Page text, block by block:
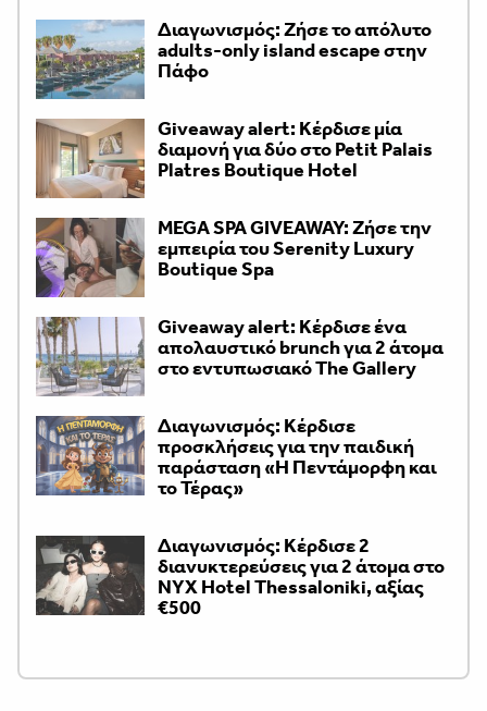
Διαγωνισμός: Ζήσε το απόλυτο
adults-only island escape στην
Πάφο
Giveaway alert: Κέρδισε μία
διαμονή για δύο στο Petit Palais
Platres Boutique Hotel
MEGA SPA GIVEAWAY: Ζήσε την
εμπειρία του Serenity Luxury
Boutique Spa
Giveaway alert: Κέρδισε ένα
απολαυστικό brunch για 2 άτομα
στο εντυπωσιακό The Gallery
Διαγωνισμός: Κέρδισε
προσκλήσεις για την παιδική
παράσταση «H Πεντάμορφη και
το Τέρας»
Διαγωνισμός: Κέρδισε 2
διανυκτερεύσεις για 2 άτομα στο
NYX Hotel Thessaloniki, αξίας
€500